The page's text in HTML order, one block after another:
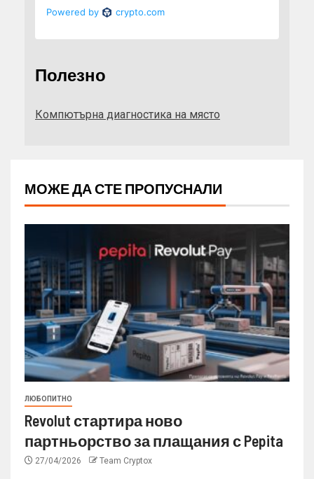
Полезно
Компютърна диагностика на място
МОЖЕ ДА СТЕ ПРОПУСНАЛИ
ЛЮБОПИТНО
Revolut стартира ново
партньорство за плащания с Pepita
27/04/2026 Team Cryptox